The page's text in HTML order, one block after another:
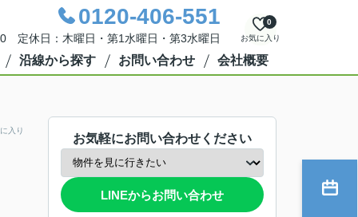
0120-406-551
定休日：木曜日・第1水曜日・第3水曜日 お気に入り
0
沿線から探す お問い合わせ 会社概要
入り
お気軽にお問い合わせください
LINEからお問い合わせ